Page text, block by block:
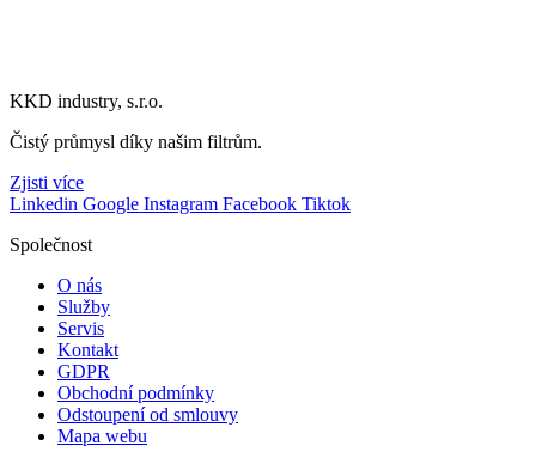
KKD industry, s.r.o.
Čistý průmysl díky našim filtrům.
Zjisti více
Linkedin Google Instagram Facebook Tiktok
Společnost
O nás
Služby
Servis
Kontakt
GDPR
Obchodní podmínky
Odstoupení od smlouvy
Mapa webu